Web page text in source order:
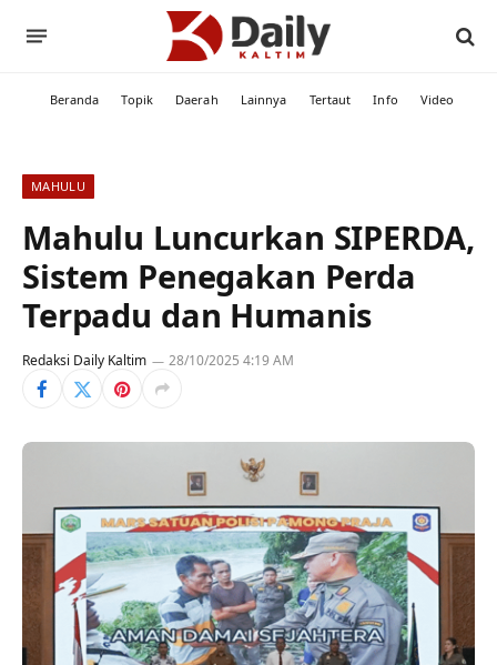
Beranda Topik Daerah Lainnya Tertaut Info Video
MAHULU
Mahulu Luncurkan SIPERDA,
Sistem Penegakan Perda
Terpadu dan Humanis
Redaksi Daily Kaltim 28/10/2025 4:19 AM